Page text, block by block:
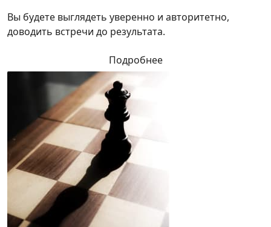
Вы будете выглядеть уверенно и авторитетно,
доводить встречи до результата.
Подробнее